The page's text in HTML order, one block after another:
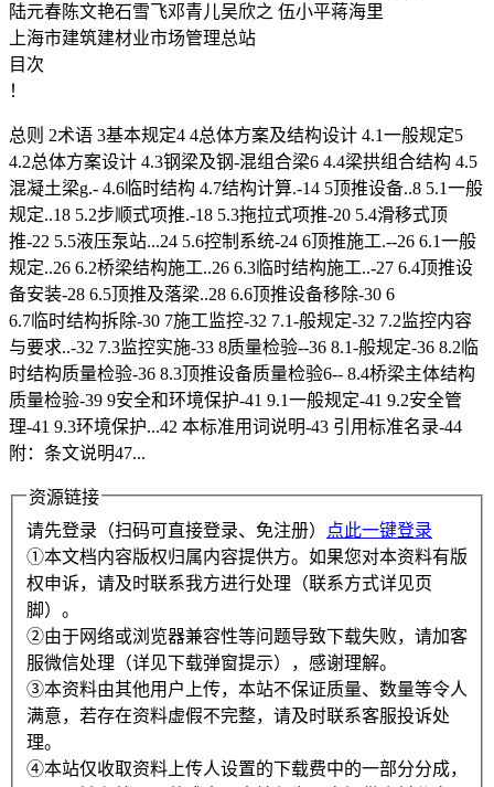
陆元春陈文艳石雪飞邓青儿吴欣之 伍小平蒋海里
上海市建筑建材业市场管理总站
目次
！
总则 2术语 3基本规定4 4总体方案及结构设计 4.1一般规定5
4.2总体方案设计 4.3钢梁及钢-混组合梁6 4.4梁拱组合结构 4.5
混凝土梁g.- 4.6临时结构 4.7结构计算.-14 5顶推设备..8 5.1一般
规定..18 5.2步顺式项推.-18 5.3拖拉式项推-20 5.4滑移式顶
推-22 5.5液压泵站...24 5.6控制系统-24 6顶推施工.--26 6.1一般
规定..26 6.2桥梁结构施工..26 6.3临时结构施工..-27 6.4顶推设
备安装-28 6.5顶推及落梁..28 6.6顶推设备移除-30 6
6.7临时结构拆除-30 7施工监控-32 7.1-般规定-32 7.2监控内容
与要求..-32 7.3监控实施-33 8质量检验--36 8.1-般规定-36 8.2临
时结构质量检验-36 8.3顶推设备质量检验6-- 8.4桥梁主体结构
质量检验-39 9安全和环境保护-41 9.1一般规定-41 9.2安全管
理-41 9.3环境保护...42 本标准用词说明-43 引用标准名录-44
附：条文说明47...
资源链接
请先登录（扫码可直接登录、免注册）
点此一键登录
①本文档内容版权归属内容提供方。如果您对本资料有版
权申诉，请及时联系我方进行处理（联系方式详见页
脚）。
②由于网络或浏览器兼容性等问题导致下载失败，请加客
服微信处理（详见下载弹窗提示），感谢理解。
③本资料由其他用户上传，本站不保证质量、数量等令人
满意，若存在资料虚假不完整，请及时联系客服投诉处
理。
④本站仅收取资料上传人设置的下载费中的一部分分成，